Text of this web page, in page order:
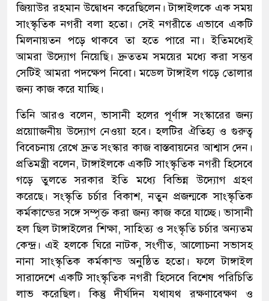
জিয়াউর রহমান উদ্বোধন করেছিলেন। টাঙ্গাইলকে এক সময়
সাংস্কৃতিক নগরী বলা হতো। সেই নগরীতে এভাবে একটি
মিলনায়তন পড়ে থাকবে তা হতে পারে না। ইতিমধ্যেই
আমরা উদ্যোগ নিয়েছি। দ্রুততম সময়ের মধ্যে করা সম্ভব
সেটিই আমরা পদক্ষেপ নিবো। মডেল টাঙ্গাইল গড়ে তোলার
জন্য কাজ করে যাচ্ছি।
তিনি আরও বলেন, ভাসানী হলের পূর্ণাঙ্গ সংস্কারের জন্য
প্রয়োাজনীয় উদ্যোগ নেওয়া হবে। হলটির ঐতিহ্য ও গুরুত্ব
বিবেচনায় রেখে দ্রুত সংস্কার কাজ বাস্তবায়নের আশ্বাস দেন।
প্রতিমন্ত্রী বলেন, টাঙ্গাইলকে একটি সাংস্কৃতিক নগরী হিসেবে
গড়ে তুলতে সরকার ইতি মধ্যে বিভিন্ন উদ্যোগ গ্রহণ
করেছে। সংস্কৃতি চর্চার বিকাশ, নতুন প্রজন্মকে সাংস্কৃতিক
কর্মকান্ডের সঙ্গে সম্পৃক্ত করা জন্য কাজ করে যাচ্ছে। ভাসানী
হল ছিল টাঙ্গাইলের শিক্ষা, সাহিত্য ও সংস্কৃতি চর্চার অন্যতম
কেন্দ্র। এই হলকে ঘিরে নাটক, সংগীত, আলোচনা সভাসহ
নানা সাংস্কৃতিক কর্মকান্ড অনুষ্ঠিত হতো। ফলে টাঙ্গাইল
সারাদেশে একটি সাংস্কৃতিক নগরী হিসেবে বিশেষ পরিচিতি
লাভ করেছিল। কিন্তু দীর্ঘদিন যথাযথ রক্ষণাবেক্ষণ ও